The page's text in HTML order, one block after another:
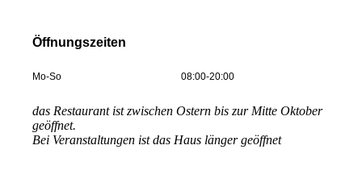
Öffnungszeiten
Mo-So 08:00-20:00
das Restaurant ist zwischen Ostern bis zur Mitte Oktober
geöffnet.
Bei Veranstaltungen ist das Haus länger geöffnet